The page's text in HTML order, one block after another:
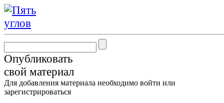
Опубликовать
свой материал
Для добавления материала необходимо войти или
зарегистрироваться